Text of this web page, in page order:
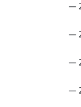
—
—
—
—